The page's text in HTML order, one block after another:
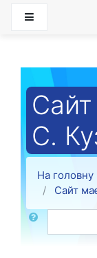
Бокова
С.
На головну
Сайт
Пошук